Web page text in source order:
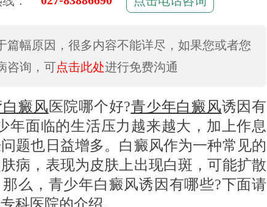
篇幅原因，很多内容不能详尽，如果您或者您
咨询，可点击此处进行免费沟通
癜风医院哪个好?青少年白癜风诱因有
年面临的生活压力越来越大，加上作息
题也日益增多。白癜风作为一种常见的
病，表现为皮肤上出现白斑，可能扩散
那么，青少年白癜风诱因有哪些?下面请